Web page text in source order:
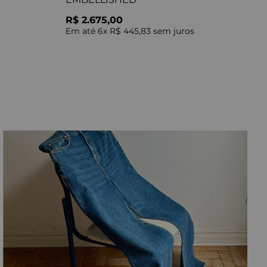
R$ 2.675,00
Em até 6x R$ 445,83 sem juros